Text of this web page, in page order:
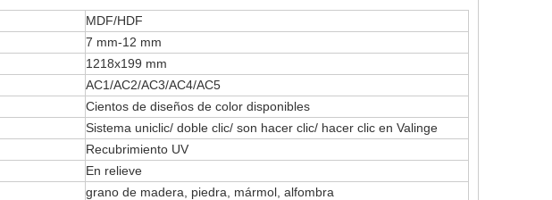
MDF/HDF
7 mm-12 mm
1218x199 mm
AC1/AC2/AC3/AC4/AC5
Cientos de diseños de color disponibles
Sistema uniclic/ doble clic/ son hacer clic/ hacer clic en Valinge
Recubrimiento UV
En relieve
grano de madera, piedra, mármol, alfombra